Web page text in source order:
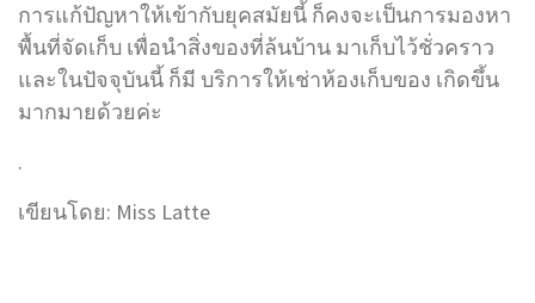
การแก้ปัญหาให้เข้ากับยุคสมัยนี้ ก็คงจะเป็นการมองหา
พื้นที่จัดเก็บ เพื่อนำสิ่งของที่ล้นบ้าน มาเก็บไว้ชั่วคราว
และในปัจจุบันนี้ ก็มี บริการให้เช่าห้องเก็บของ เกิดขึ้น
มากมายด้วยค่ะ
.
เขียนโดย: Miss Latte